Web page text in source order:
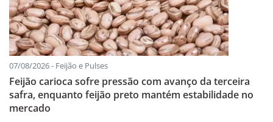
07/08/2026 - Feijão e Pulses
Feijão carioca sofre pressão com avanço da terceira
safra, enquanto feijão preto mantém estabilidade no
mercado